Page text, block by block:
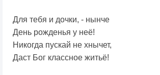
Для тебя и дочки, - нынче
День рожденья у неё!
Никогда пускай не хнычет,
Даст Бог классное житьё!